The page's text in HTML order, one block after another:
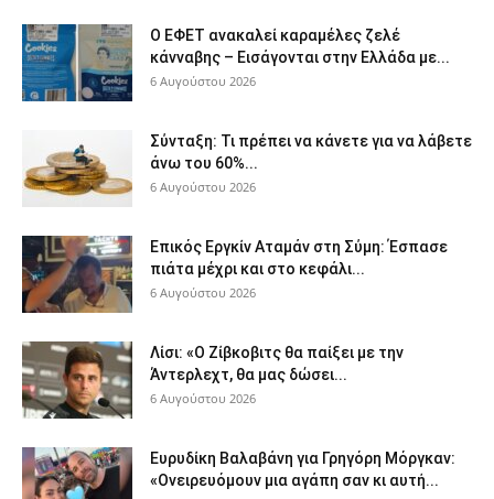
Ο ΕΦΕΤ ανακαλεί καραμέλες ζελέ
κάνναβης – Εισάγονται στην Ελλάδα με...
6 Αυγούστου 2026
Σύνταξη: Τι πρέπει να κάνετε για να λάβετε
άνω του 60%...
6 Αυγούστου 2026
Επικός Εργκίν Αταμάν στη Σύμη: Έσπασε
πιάτα μέχρι και στο κεφάλι...
6 Αυγούστου 2026
Λίσι: «Ο Ζίβκοβιτς θα παίξει με την
Άντερλεχτ, θα μας δώσει...
6 Αυγούστου 2026
Ευρυδίκη Βαλαβάνη για Γρηγόρη Μόργκαν:
«Ονειρευόμουν μια αγάπη σαν κι αυτή...